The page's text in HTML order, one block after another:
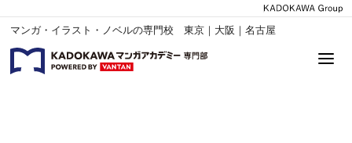
マンガ・イラスト・ノベルの専門校 東京｜大阪｜名古屋